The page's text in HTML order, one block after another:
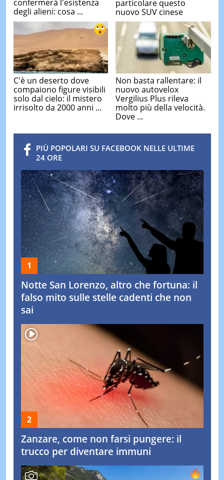
confermerà l'esistenza
degli alieni: cosa ...
particolare questo
nuovo SUV cinese
C'è un deserto dove
compaiono figure visibili
solo dal cielo: il mistero
irrisolto da 2000 anni ...
Non basta rallentare: il
nuovo autovelox
Vergilius Plus rileva
molto più della velocità.
Dove ...
PIÙ POPOLARI SU FACEBOOK NELLE ULTIME
24 ORE
Notte San Lorenzo, altro che fortuna: il
falso mito sulle stelle cadenti che non
sai
Zanzare, come non farsi pungere: il
trucco per diventare immuni